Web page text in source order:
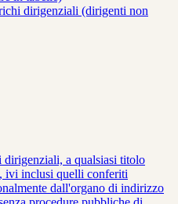
dirigenziali (dirigenti non
dirigenziali, a qualsiasi titolo
ivi inclusi quelli conferiti
dall'organo di indirizzo